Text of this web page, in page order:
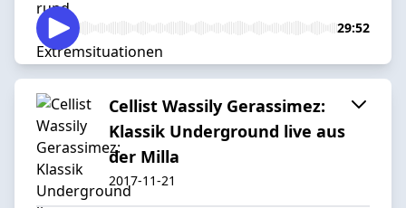
29:52
Cellist Wassily Gerassimez:
Klassik Underground live aus
der Milla
2017-11-21